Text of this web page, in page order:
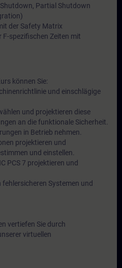
Partial Shutdown
der Safety Matrix
F-spezifischen Zeiten mit
können Sie:
und einschlägige
und projektieren diese
an die funktionale Sicherheit.
in Betrieb nehmen.
projektieren und
und einstellen.
PCS 7 projektieren und
Systemen und
vertiefen Sie durch
virtuellen